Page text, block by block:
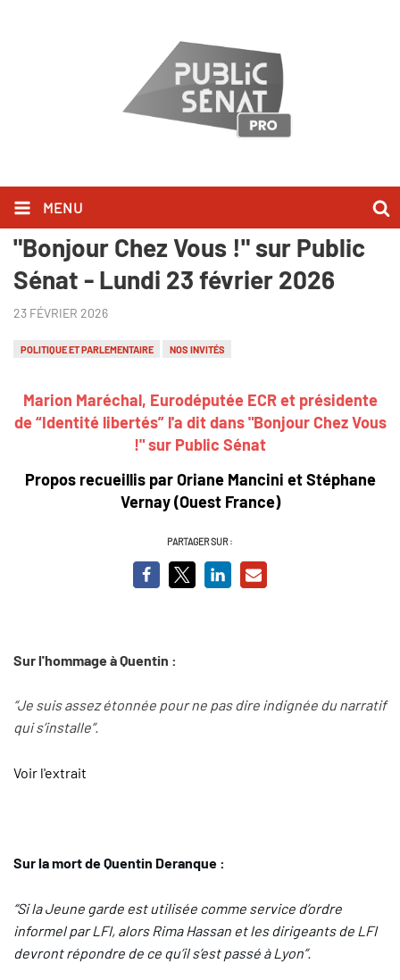
MENU
Marion Maréchal l'a dit dans
"Bonjour Chez Vous !" sur Public
Sénat - Lundi 23 février 2026
23 FÉVRIER 2026
POLITIQUE ET PARLEMENTAIRE NOS INVITÉS
Marion Maréchal, Eurodéputée ECR et présidente
de “Identité libertés” l'a dit dans "Bonjour Chez Vous
!" sur Public Sénat
Propos recueillis par Oriane Mancini etStéphane
Vernay(Ouest France)
PARTAGER SUR :
Sur l'hommage à Quentin :
“Je suis assez étonnée pour ne pas dire indignée du narratif
qui s’installe”.
Voir l'extrait
Sur la mort de Quentin Deranque :
“Si la Jeune garde est utilisée comme service d’ordre
informel par LFI, alors Rima Hassan et les dirigeants de LFI
devront répondre de ce qu’il s’est passé à Lyon”.